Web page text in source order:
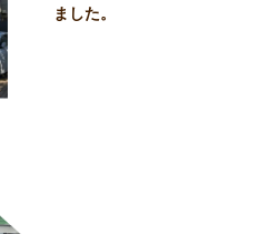
ました。